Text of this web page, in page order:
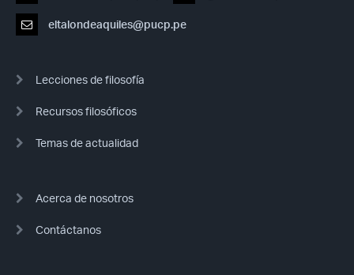
eltalondeaquiles@pucp.pe
Lecciones de filosofía
Recursos filosóficos
Temas de actualidad
Acerca de nosotros
Contáctanos